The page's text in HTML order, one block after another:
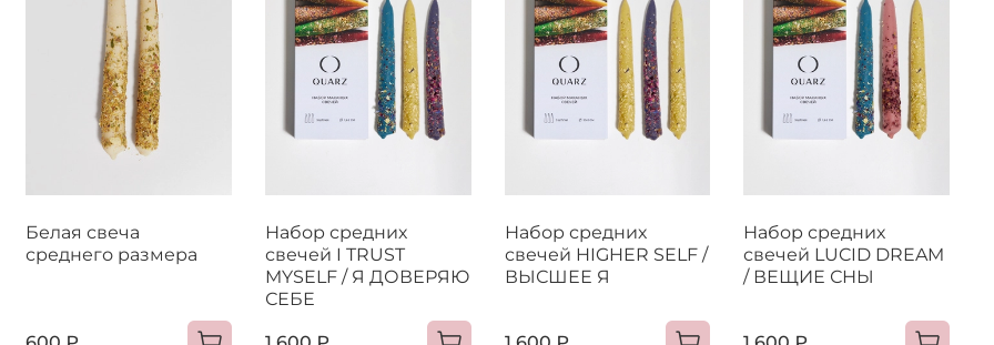
Белая свеча
среднего размера
Набор средних
свечей I TRUST
MYSELF / Я ДОВЕРЯЮ
СЕБЕ
Набор средних
свечей HIGHER SELF /
ВЫСШЕЕ Я
Набор средних
свечей LUCID DREAM
/ ВЕЩИЕ СНЫ